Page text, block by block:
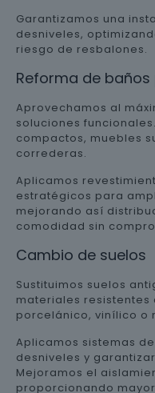
Garantizamos una
desniveles,
riesgo de resbalones.
Reforma de baños
Aprovechamos al
soluciones
compactos, muebles
correderas.
Aplicamos
estratégicos para
mejorando así
comodidad sin
Cambio de suelos
Sustituimos suelos
materiales resistentes
porcelánico, vinílico o
Aplicamos sistemas
desniveles y
Mejoramos el
proporcionando